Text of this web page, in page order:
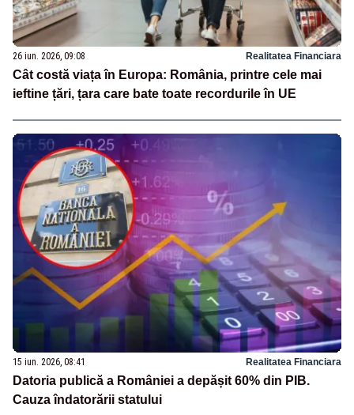
26 iun. 2026, 09:08 Realitatea Financiara
Cât costă viața în Europa: România, printre cele mai
ieftine țări, țara care bate toate recordurile în UE
15 iun. 2026, 08:41 Realitatea Financiara
Datoria publică a României a depășit 60% din PIB.
Cauza îndatorării statului